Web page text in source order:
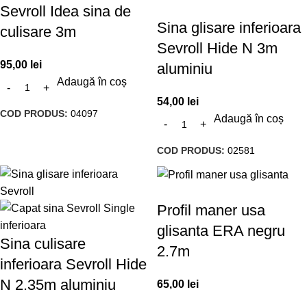
Sevroll Idea sina de
culisare 3m
95,00 lei
Adaugă în coș
COD PRODUS: 04097
Sina glisare inferioara
Sevroll Hide N 3m
aluminiu
54,00 lei
Adaugă în coș
COD PRODUS: 02581
Sina culisare
inferioara Sevroll Hide
N 2.35m aluminiu
Profil maner usa
glisanta ERA negru
2.7m
65,00 lei